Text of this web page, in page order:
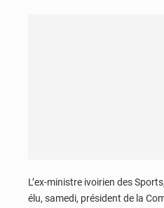
L’ex-ministre ivoirien des
élu, samedi, président de la